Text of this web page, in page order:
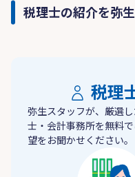
税理士の紹介を弥
税理
弥生スタッフが、厳選
士・会計事務所を無料
望をお聞かせください。